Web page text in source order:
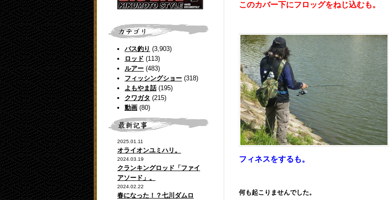
バス釣り (3,903)
ロッド (113)
ルアー (483)
フィッシングショー (318)
よもやま話(195)
クワガタ (215)
動画 (80)
2025.01.11
オライオンユミハリ。
2024.03.19
クランキングロッド「ファイ
アソード」。
2024.02.22
春になった！？七川ダムロ
このカバー下にフロッグをねじ込むも。
フィネスをするも。
何も起こりませんでした。